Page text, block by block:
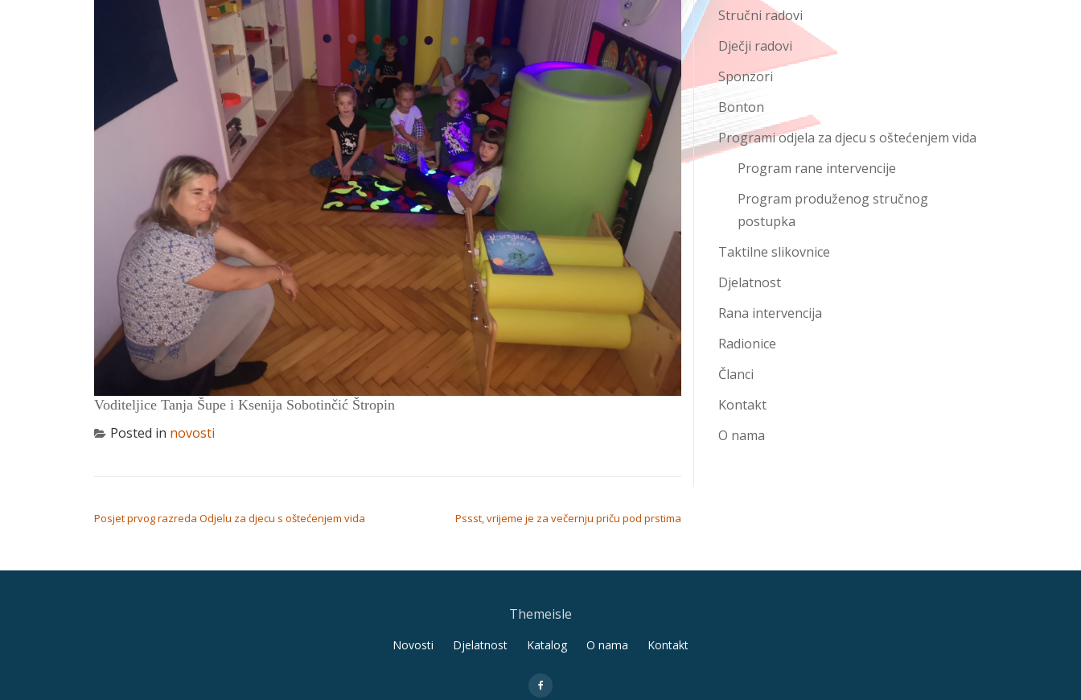
Voditeljice Tanja Šupe i Ksenija Sobotinčić Štropin
Posted in novosti
Posjet prvog razreda Odjelu za djecu s oštećenjem vida Pssst, vrijeme je za večernju priču pod prstima
Stručni radovi
Dječji radovi
Sponzori
Bonton
Programi odjela za djecu s oštećenjem vida
Program rane intervencije
Program produženog stručnog
postupka
Taktilne slikovnice
Djelatnost
Rana intervencija
Radionice
Članci
Kontakt
O nama
Themeisle
Novosti Djelatnost Katalog O nama Kontakt
fa-